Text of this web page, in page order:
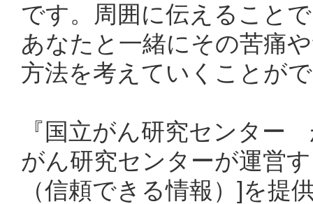
です。周囲に伝えること
あなたと一緒にその苦痛
方法を考えていくことが
『国立がん研究センター
がん研究センターが運営
（信頼できる情報）]を提